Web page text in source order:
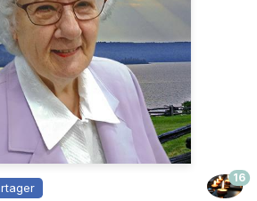
16